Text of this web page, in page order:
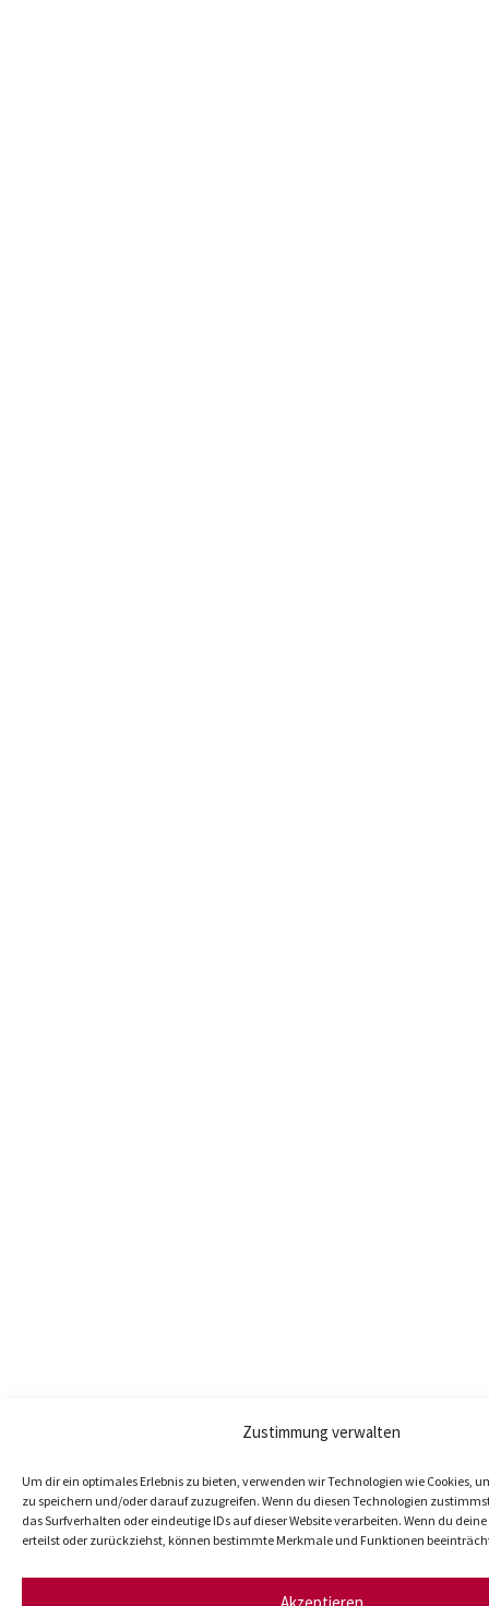
Zustimmung verwalten
Um dir ein optimales Erlebnis zu bieten, verwenden wir Technologien wie Cookies,
zu speichern und/oder darauf zuzugreifen. Wenn du diesen Technologien
das Surfverhalten oder eindeutige IDs auf dieser Website verarbeiten. Wenn du
erteilst oder zurückziehst, können bestimmte Merkmale und Funktionen
Akzeptieren